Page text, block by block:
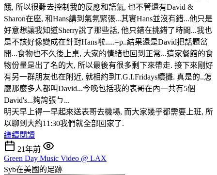
餓, 所以很難去控制我的反應和語氣, 也不管還有David &
Sharon在座, 和Hans講到氣氛緊張...其實Hans並沒有錯...他只是
好意想讓我知道Sherry說了那些話, 他只錯在挑錯了時間...我也
是不該好像變成在針對Hans啦.....=p..結果還是David把話題岔
開...食物也不久後上桌, 大家的情緒也回到正常...這家餐館的食
物份量是出了名的大, 所以最後有很多剩下來帶走. 接下來剛好
有另一群朋友也在附近, 就相約到T.G.I.Fridays續攤. 真是的..怎
麼那麼多人都叫David...今晚包括我的表哥在內一共有5個
David's...夠誇張ㄅ...
明天早上得一早起來送表哥去機場, 而大家幾乎都需要上班, 所
以聊到大約11:30我們就全部回家了.
繼續閱讀
21年前
Green Day Music Video @ LAX
Syb在美國的足跡